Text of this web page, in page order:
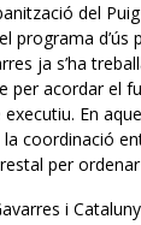
del
programa d’ús
ja s’ha
per acordar el
En
coordinació
per ordenar
i